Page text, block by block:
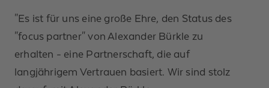
"Es ist für uns eine große Ehre, den Status des
"focus partner" von Alexander Bürkle zu
erhalten - eine Partnerschaft, die auf
langjährigem Vertrauen basiert. Wir sind stolz